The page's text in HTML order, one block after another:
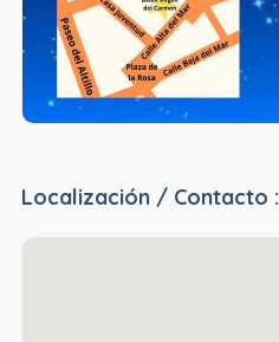
Localización / Contacto :